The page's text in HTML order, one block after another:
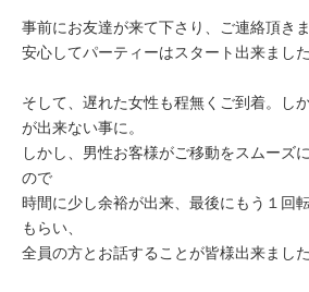
事前にお友達が来て下さり、ご連絡頂き
安心してパーティーはスタート出来ました
そして、遅れた女性も程無くご到着。し
が出来ない事に。
しかし、男性お客様がご移動をスムーズ
ので
時間に少し余裕が出来、最後にもう１回
もらい、
全員の方とお話することが皆様出来ました